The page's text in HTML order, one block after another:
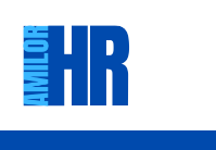
Inhalt
springen